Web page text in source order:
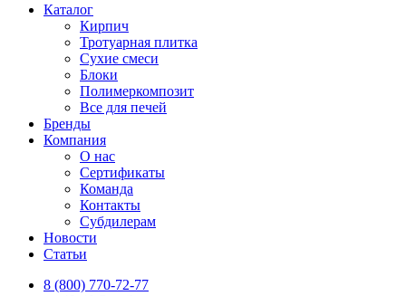
Каталог
Кирпич
Тротуарная плитка
Сухие смеси
Блоки
Полимеркомпозит
Все для печей
Бренды
Компания
О нас
Сертификаты
Команда
Контакты
Субдилерам
Новости
Статьи
8 (800) 770-72-77